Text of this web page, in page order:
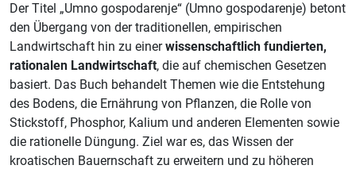
Der Titel „Umno gospodarenje“ (Umno gospodarenje) betont
den Übergang von der traditionellen, empirischen
Landwirtschaft hin zu einerwissenschaftlich fundierten,
rationalen Landwirtschaft, die auf chemischen Gesetzen
basiert. Das Buch behandelt Themen wie die Entstehung
des Bodens, die Ernährung von Pflanzen, die Rolle von
Stickstoff, Phosphor, Kalium und anderen Elementen sowie
die rationelle Düngung. Ziel war es, das Wissen der
kroatischen Bauernschaft zu erweitern und zu höheren